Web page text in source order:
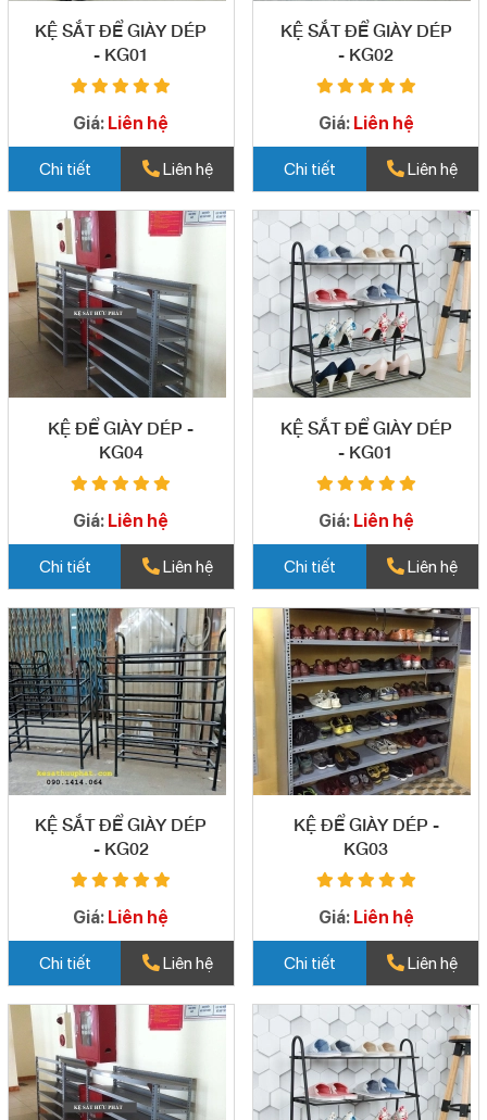
KỆ SẮT ĐỂ GIÀY DÉP
- KG01
Giá: Liên hệ
Chi tiết Liên hệ
KỆ SẮT ĐỂ GIÀY DÉP
- KG02
Giá: Liên hệ
Chi tiết Liên hệ
KỆ ĐỂ GIÀY DÉP -
KG04
Giá: Liên hệ
Chi tiết Liên hệ
KỆ SẮT ĐỂ GIÀY DÉP
- KG01
Giá: Liên hệ
Chi tiết Liên hệ
KỆ SẮT ĐỂ GIÀY DÉP
- KG02
Giá: Liên hệ
Chi tiết Liên hệ
KỆ ĐỂ GIÀY DÉP -
KG03
Giá: Liên hệ
Chi tiết Liên hệ